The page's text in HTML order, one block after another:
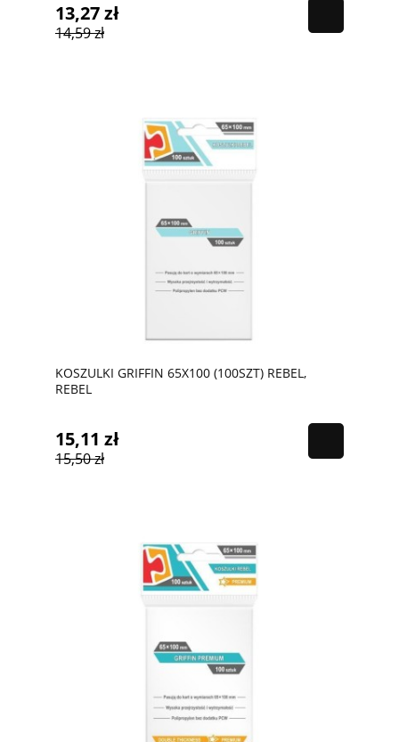
13,27 zł
14,59 zł
KOSZULKI GRIFFIN 65X100 (100SZT) REBEL,
REBEL
15,11 zł
15,50 zł